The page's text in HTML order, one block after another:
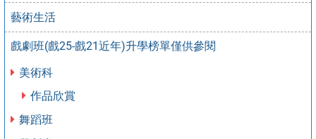
藝術生活
戲劇班(戲25-戲21近年)升學榜單僅供參閱
美術科
作品欣賞
舞蹈班